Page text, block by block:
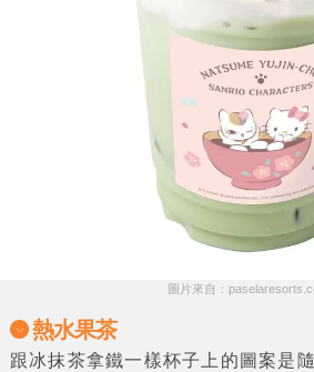
圖片來自：
熱水果茶
跟冰抹茶拿鐵一樣杯子上的圖案是